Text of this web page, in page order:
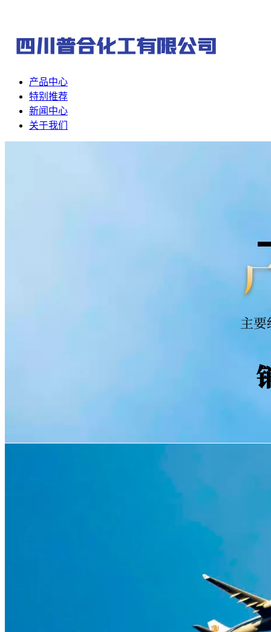
产品中心
特别推荐
新闻中心
关于我们